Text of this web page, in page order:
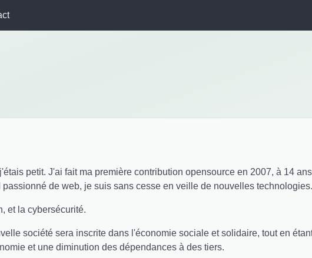
petit. J'ai fait ma première contribution opensource en 2007, à 14
de web, je suis sans cesse en veille de nouvelles technologies.
et la cybersécurité.
société sera inscrite dans l'économie sociale et solidaire, tout en
et une diminution des dépendances à des tiers.